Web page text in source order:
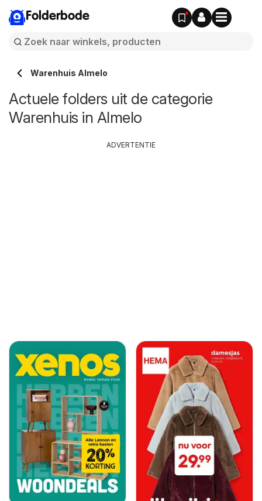
Folderbode
Warenhuis Almelo
Actuele folders uit de categorie
Warenhuis in Almelo
ADVERTENTIE